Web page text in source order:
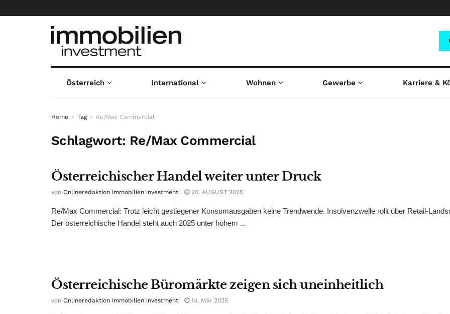
Österreich International Wohnen Gewerbe Karriere &
Home Tag Re/Max Commercial
Schlagwort: Re/Max Commercial
Österreichischer Handel weiter unter Druck
von Onlineredaktion immobilien investment 20. AUGUST 2025
Re/Max Commercial: Trotz leicht gestiegener Konsumausgaben keine Trendwende. Insolvenzwelle rollt über Retail-
Der österreichische Handel steht auch 2025 unter hohem ...
Österreichische Büromärkte zeigen sich uneinheitlich
von Onlineredaktion immobilien investment 14. MAI 2025